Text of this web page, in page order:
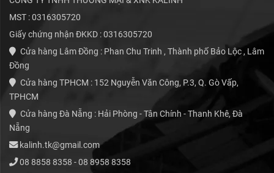
Mới
MST : 0316305720
Giấy chứng nhận ĐKKD : 0316305720
Cửa hàng Lâm Đồng : Phan Chu Trinh , Thành phố Bảo Lộc , Lâm
Đồng
Cửa hàng TPHCM : 152 Nguyễn Văn Công, P.3, Q. Gò Vấp,
TPHCM
Cửa hàng Đà Nẵng : Hải Phòng - Tân Chính - Thanh Khê, Đà
Nẵng
kalinh.tk@gmail.com
08 8858 8358 - 08 8958 8358